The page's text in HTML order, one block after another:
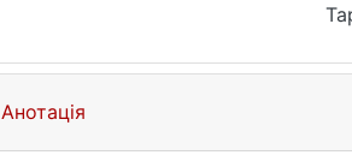
Анотація